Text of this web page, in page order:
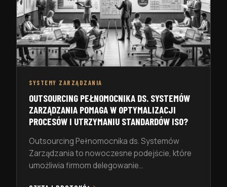
SYSTEMY ZARZĄDZANIA
OUTSOURCING PEŁNOMOCNIKA DS. SYSTEMÓW
ZARZĄDZANIA POMAGA W OPTYMALIZACJI
PROCESÓW I UTRZYMANIU STANDARDÓW ISO?
Outsourcing Pełnomocnika ds. Systemów
Zarządzania to nowoczesne podejście, które
umożliwia firmom delegowanie